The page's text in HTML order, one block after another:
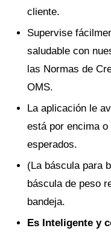
cliente.
Supervise
saludable con
las Normas de
OMS.
La aplicación le
está por encima
esperados.
(La báscula para
báscula de peso
bandeja.
Es Inteligente y